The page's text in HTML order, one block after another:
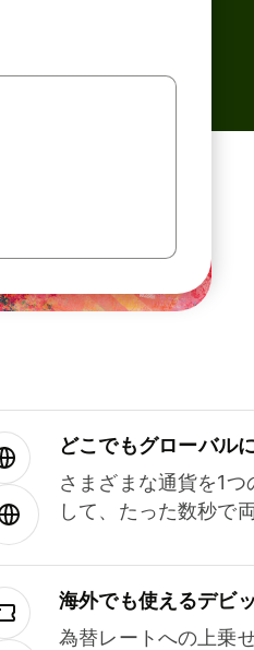
どこでもグ⁠ロ⁠ー⁠バ⁠ル
さまざまな通貨を1
して、たった数秒で
海外でも使えるデビ
為替レートへの上乗